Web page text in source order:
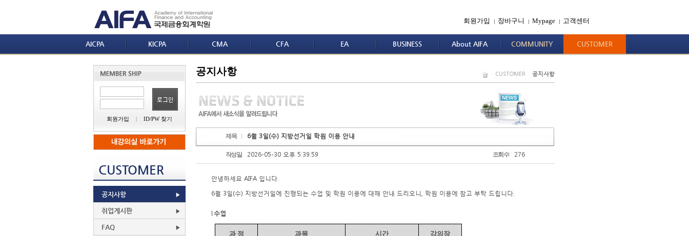
회원가입 | 장바구니 | Mypage | 고객센터
AICPA KICPA CMA CFA EA BUSINESS About AIFA COMMUNITY CUSTOMER
회원가입 | ID/PW 찾기
CUSTOMER
공지사항
취업게시판
FAQ
공지사항 CUSTOMER 공지사항
제목 6월 3일(수) 지방선거일 학원 이용 안내
작성일 2026-05-30 오후 5:39:59 조회수 276
안녕하세요 AIFA 입니다.
6월 3일(수) 지방선거일에 진행되는 수업 및 학원 이용에 대해 안내 드리오니, 학원 이용에 참고 부탁 드립니다.
l수업
과 정 과목 시간 강의장